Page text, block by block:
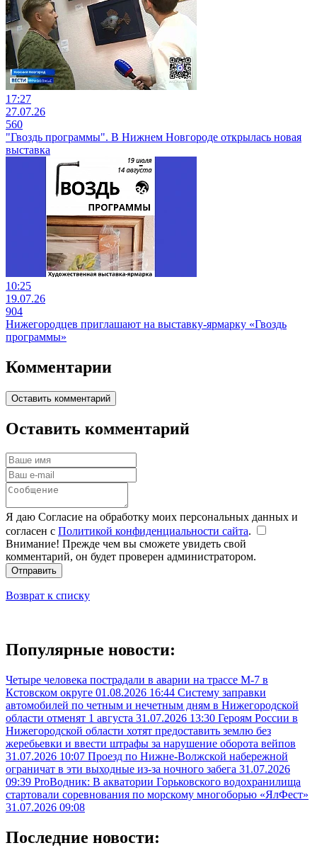
17:27
27.07.26
560
"Гвоздь программы". В Нижнем Новгороде открылась новая
выставка
10:25
19.07.26
904
Нижегородцев приглашают на выставку-ярмарку «Гвоздь
программы»
Комментарии
Оставить комментарий
Оставить комментарий
Я даю Согласие на обработку моих персональных данных и
согласен с Политикой конфиденциальности сайта.
Внимание! Прежде чем вы сможете увидеть свой
комментарий, он будет проверен администратором.
Отправить
Возврат к списку
Популярные новости:
Четыре человека пострадали в аварии на трассе М-7 в
Кстовском округе 01.08.2026 16:44 Систему заправки
автомобилей по четным и нечетным дням в Нижегородской
области отменят 1 августа 31.07.2026 13:30 Героям России в
Нижегородской области хотят предоставить землю без
жеребьевки и ввести штрафы за нарушение оборота вейпов
31.07.2026 10:07 Проезд по Нижне-Волжской набережной
ограничат в эти выходные из-за ночного забега 31.07.2026
09:39 ProВодник: В акватории Горьковского водохранилища
стартовали соревнования по морскому многоборью «ЯлФест»
31.07.2026 09:08
Последние новости: